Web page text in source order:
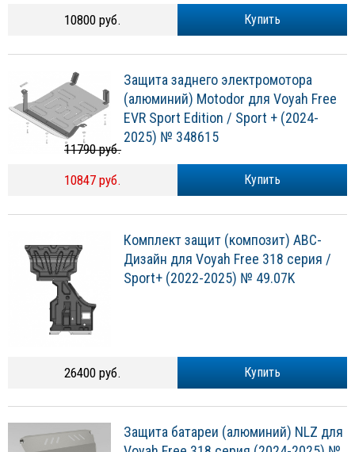
Купить
10800 руб.
Защита заднего электромотора
(алюминий) Motodor для Voyah Free
EVR Sport Edition / Sport + (2024-
2025) № 348615
Купить
11790 руб.
10847 руб.
Комплект защит (композит) АВС-
Дизайн для Voyah Free 318 серия /
Sport+ (2022-2025) № 49.07K
Купить
26400 руб.
Защита батареи (алюминий) NLZ для